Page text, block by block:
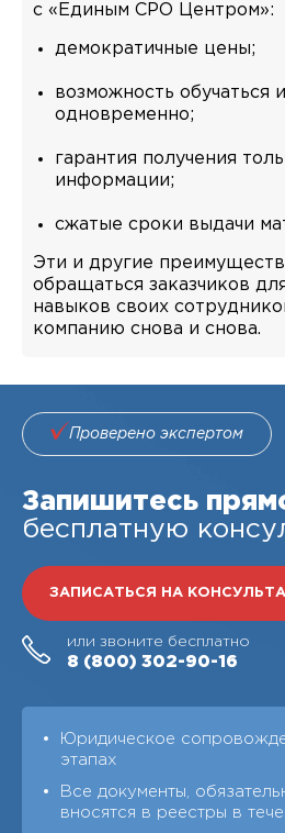
с «Единым СРО Центром»:
демократичные цены;
возможность обучаться
одновременно;
гарантия получения
информации;
сжатые сроки выдачи
Эти и другие
обращаться заказчиков
навыков своих
компанию снова и снова.
Проверено экспертом
Запишитесь
бесплатную
ЗАПИСАТЬСЯ НА
или звоните бесплатно
8 (800) 302-90-16
Юридическое
этапах
Все документы,
вносятся в реестры в